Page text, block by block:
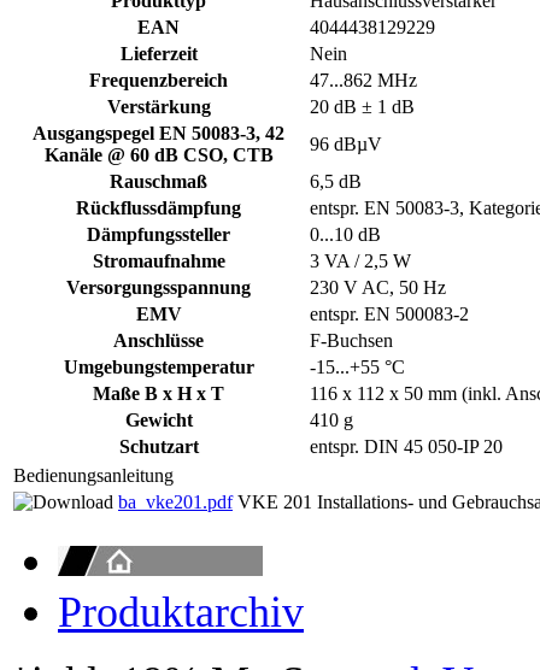
EAN
4044438129229
Lieferzeit
Nein
Frequenzbereich
47...862 MHz
Verstärkung
20 dB ± 1 dB
Ausgangspegel EN 50083-3, 42
Kanäle @ 60 dB CSO, CTB
96 dBµV
Rauschmaß
6,5 dB
Rückflussdämpfung
entspr. EN 50083-3,
Dämpfungssteller
0...10 dB
Stromaufnahme
3 VA / 2,5 W
Versorgungsspannung
230 V AC, 50 Hz
EMV
entspr. EN 500083-2
Anschlüsse
F-Buchsen
Umgebungstemperatur
-15...+55 °C
Maße B x H x T
116 x 112 x 50 mm (inkl.
Gewicht
410 g
Schutzart
entspr. DIN 45 050-IP 20
Bedienungsanleitung
ba_vke201.pdf VKE 201 Installations- und
Produktarchiv